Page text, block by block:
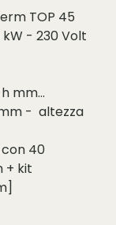
TOP 45
- 230 Volt
mm
- altezza
40
+ kit